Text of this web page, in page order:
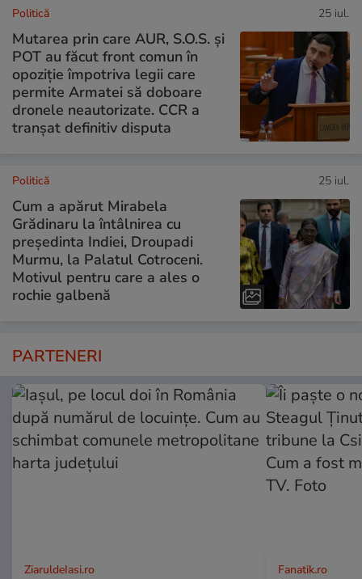
Politică 25 iul.
Mutarea prin care AUR, S.O.S. și
POT au făcut front comun în
opoziție împotriva legii care
permite Armatei să doboare
dronele neautorizate. CCR a
tranșat definitiv disputa
Politică 25 iul.
Cum a apărut Mirabela
Grădinaru la întâlnirea cu
președinta Indiei, Droupadi
Murmu, la Palatul Cotroceni.
Motivul pentru care a ales o
rochie galbenă
PARTENERI
ZiaruldeIasi.ro Fanatik.ro